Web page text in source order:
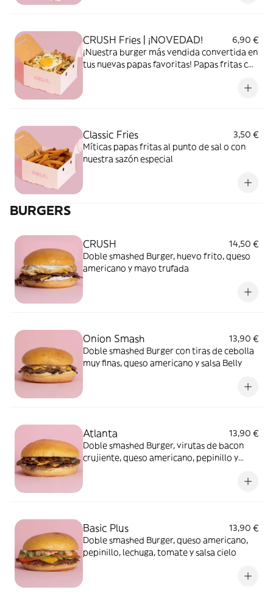
CRUSH Fries | ¡NOVEDAD!
6,90 €
¡Nuestra burger más vendida convertida en
tus nuevas papas favoritas! Papas fritas con
Classic Fries
3,50 €
Míticas papas fritas al punto de sal o con
nuestra sazón especial
BURGERS
CRUSH
14,50 €
Doble smashed Burger, huevo frito, queso
americano y mayo trufada
Onion Smash
13,90 €
Doble smashed Burger con tiras de cebolla
muy finas, queso americano y salsa Belly
Atlanta
13,90 €
Doble smashed Burger, virutas de bacon
crujiente, queso americano, pepinillo y
Basic Plus
13,90 €
Doble smashed Burger, queso americano,
pepinillo, lechuga, tomate y salsa cielo